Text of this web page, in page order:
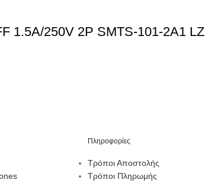
250V 2P SMTS-101-2A1 LZ
Πληροφορίες
Τρόποι Αποστολής
Τρόποι Πληρωμής